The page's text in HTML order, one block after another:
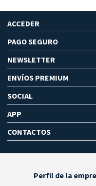
ACCEDER
PAGO SEGURO
NEWSLETTER
ENVÍOS PREMIUM
SOCIAL
APP
CONTACTOS
Perfil de la